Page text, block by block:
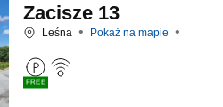
Zacisze 13
Leśna Pokaż na mapie
FREE